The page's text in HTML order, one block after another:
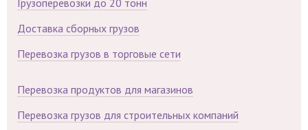
Грузоперевозки до 20 тонн
Доставка сборных грузов
Перевозка грузов в торговые сети
Перевозка продуктов для магазинов
Перевозка грузов для строительных компаний